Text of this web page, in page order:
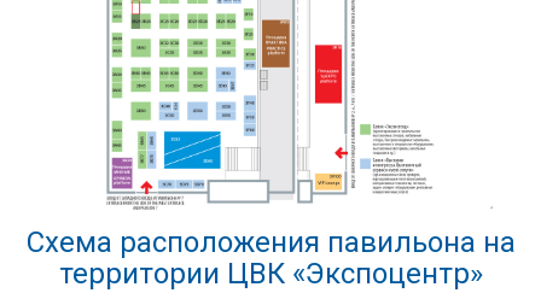
Схема расположения павильона на
территории ЦВК «Экспоцентр»